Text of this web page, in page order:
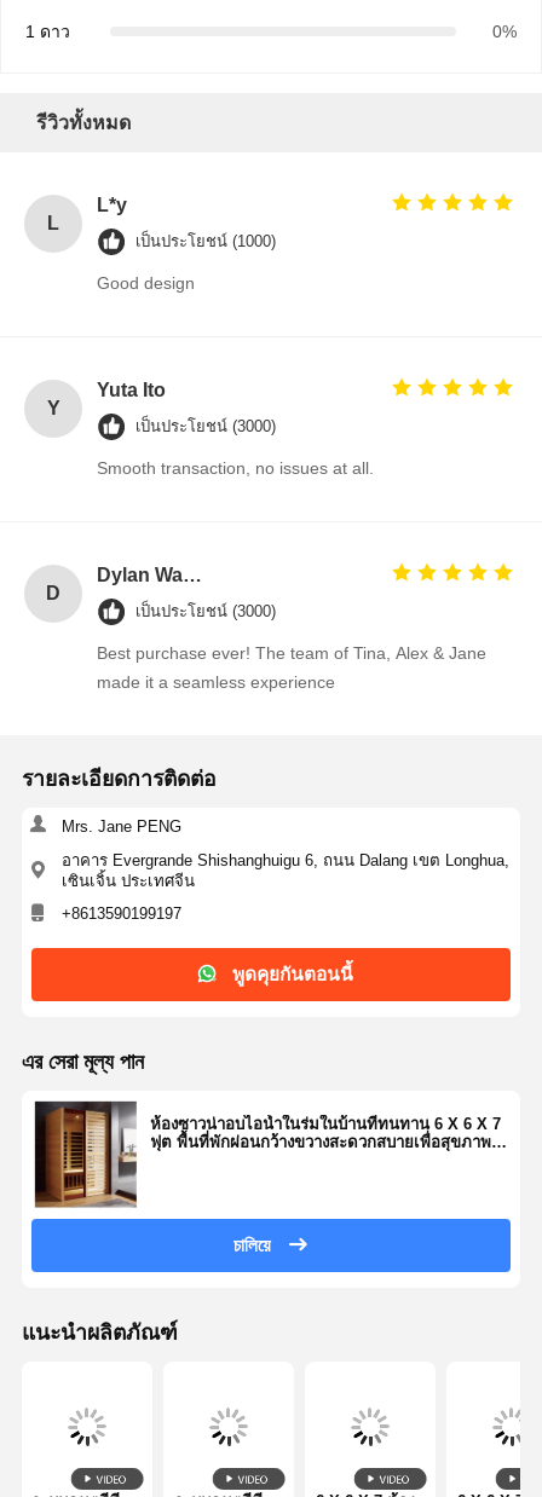
1 ดาว 0%
รีวิวทั้งหมด
L
L*y
เป็นประโยชน์ (1000)
Good design
Y
Yuta Ito
เป็นประโยชน์ (3000)
Smooth transaction, no issues at all.
D
Dylan Walsh
เป็นประโยชน์ (3000)
Best purchase ever! The team of Tina, Alex & Jane
made it a seamless experience
รายละเอียดการติดต่อ
Mrs. Jane PENG
อาคาร Evergrande Shishanghuigu 6, ถนน Dalang เขต Longhua,
เซินเจิ้น ประเทศจีน
+8613590199197
พูดคุยกันตอนนี้
এর সেরা মূল্য পান
ห้องซาวน่าอบไอน้ำในร่มในบ้านที่ทนทาน 6 X 6 X 7
ฟุต พื้นที่พักผ่อนกว้างขวางสะดวกสบายเพื่อสุขภาพ
চালিয়ে
แนะนำผลิตภัณฑ์